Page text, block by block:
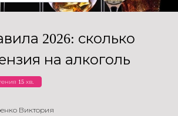
2026: сколько
на алкоголь
15 хв.
Виктория